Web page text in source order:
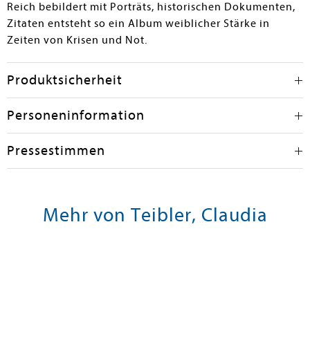
Reich bebildert mit Porträts, historischen Dokumenten,
Zitaten entsteht so ein Album weiblicher Stärke in
Zeiten von Krisen und Not.
Produktsicherheit
Personeninformation
Pressestimmen
Mehr von Teibler, Claudia